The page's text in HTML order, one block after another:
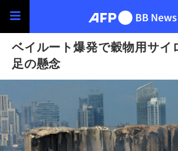
ベイルート爆発で穀物用サイ
足の懸念